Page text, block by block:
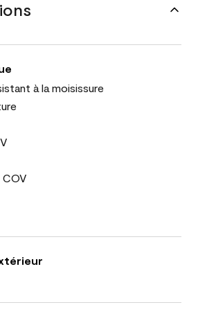
à la moisissure
COV